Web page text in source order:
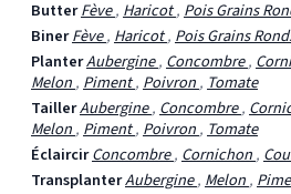
ButterFève,Haricot,Pois Grains
BinerFève,Haricot,Pois Grains
PlanterAubergine,Concombre,
Melon,Piment,Poivron,Tomate
TaillerAubergine,Concombre,
Melon,Piment,Poivron,Tomate
ÉclaircirConcombre,Cornichon,
TransplanterAubergine,Melon,